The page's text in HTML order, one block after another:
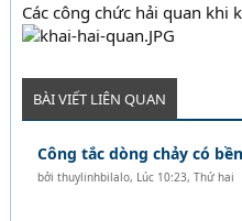
Các công chức hải quan khi
BÀI VIẾT LIÊN QUAN
Công tắc dòng chảy có
bởi thuylinhbilalo, Lúc 10:23, Thứ hai